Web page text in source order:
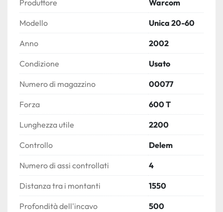
Produttore Warcom
Modello Unica 20-60
Anno 2002
Condizione Usato
Numero di magazzino 00077
Forza 600 T
Lunghezza utile 2200
Controllo Delem
Numero di assi controllati 4
Distanza tra i montanti 1550
Profondità dell'incavo 500